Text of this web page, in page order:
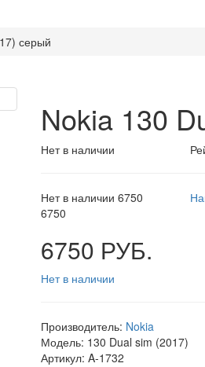
серый
Nokia 130
Нет в наличии
Нет в наличии 6750
6750
6750 РУБ.
Нет в наличии
Производитель: Nokia
Модель: 130 Dual sim (2017)
Артикул: A-1732